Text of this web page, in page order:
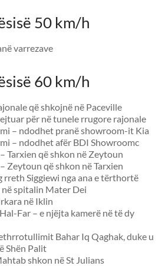
50 km/h
varrezave
60 km/h
që shkojnë në Paceville
për në tunele rrugore rajonale
– ndodhet pranë showroom-it Kia
– ndodhet afër BDI Showroomc
Tarxien që shkon në Zeytoun
Zeytoun që shkon në Tarxien
rreth Siggiewi nga ana e tërthortë
spitalin Mater Dei
në Iklin
Far – e njëjta kamerë në të dy
Bahar Iq Qaghak, duke u
Shën Palit
shkon në St Julians